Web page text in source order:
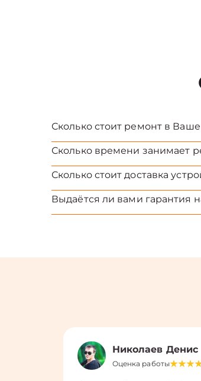
Сколько стоит ремонт в
Сколько времени занимает
Сколько стоит доставка
Выдаётся ли вами гарантия
Николаев Денис
Оценка работы